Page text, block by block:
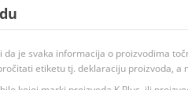
je svaka informacija o proizvodima
etiketu tj. deklaraciju proizvoda,